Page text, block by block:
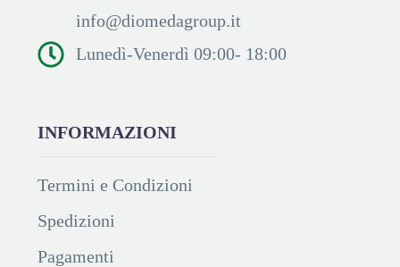
info@diomedagroup.it
Lunedì-Venerdì 09:00- 18:00
INFORMAZIONI
Termini e Condizioni
Spedizioni
Pagamenti